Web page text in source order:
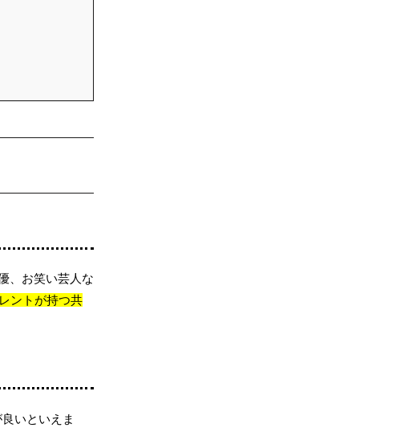
、お笑い芸人な
ントが持つ共
いといえま